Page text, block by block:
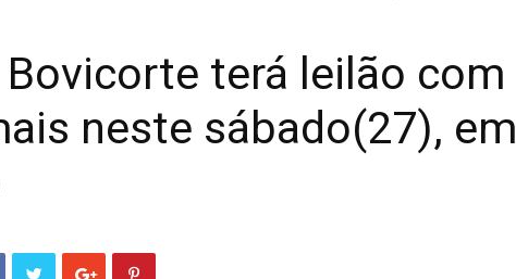
terá leilão com
neste sábado(27), em